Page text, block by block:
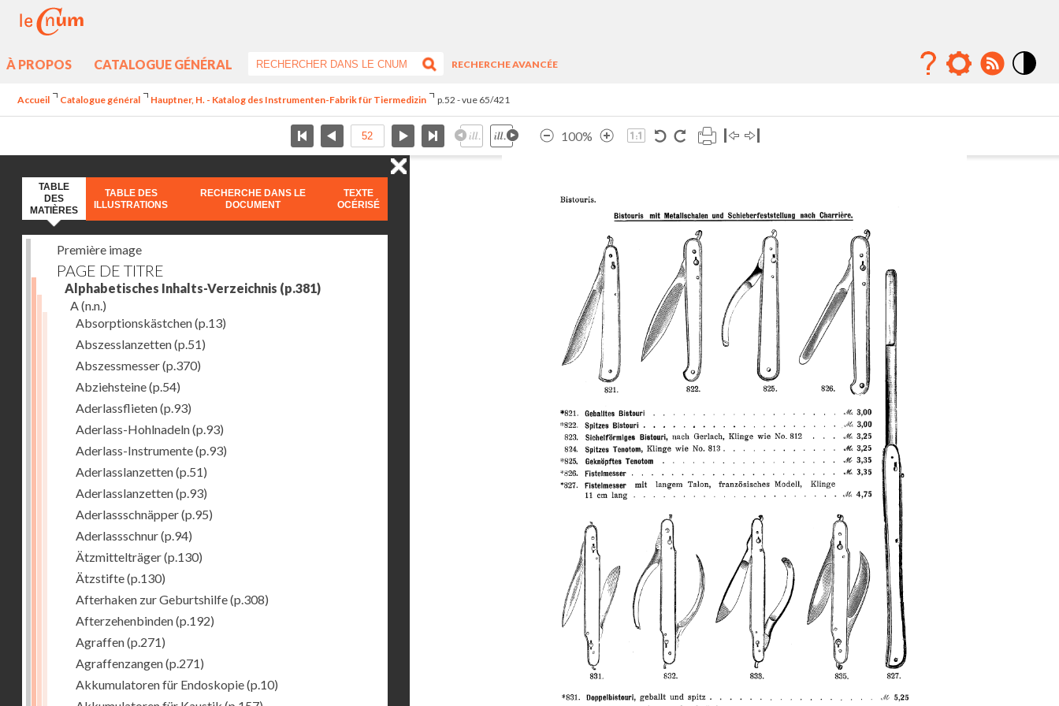
À PROPOS CATALOGUE GÉNÉRAL
RECHERCHE AVANCÉE
Accueil Catalogue général Hauptner, H. - Katalog des Instrumenten-Fabrik für Tiermedizin p.52 - vue 65/421
100%
TABLE
DES
MATIÈRES
TABLE DES
ILLUSTRATIONS
RECHERCHE DANS LE
DOCUMENT
TEXTE
OCÉRISÉ
Première image
PAGE DE TITRE
Alphabetisches Inhalts-Verzeichnis (p.381)
A(n.n.)
Absorptionskästchen(p.13)
Abszesslanzetten(p.51)
Abszessmesser(p.370)
Abziehsteine(p.54)
Aderlassflieten(p.93)
Aderlass-Hohlnadeln(p.93)
Aderlass-Instrumente(p.93)
Aderlasslanzetten(p.51)
Aderlasslanzetten(p.93)
Aderlassschnäpper(p.95)
Aderlassschnur(p.94)
Ätzmittelträger(p.130)
Ätzstifte(p.130)
Afterhaken zur Geburtshilfe(p.308)
Afterzehenbinden(p.192)
Agraffen(p.271)
Agraffenzangen(p.271)
Akkumulatoren für Endoskopie(p.10)